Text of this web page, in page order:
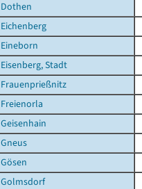
Dothen
Eichenberg
Eineborn
Eisenberg, Stadt
Frauenprießnitz
Freienorla
Geisenhain
Gneus
Gösen
Golmsdorf